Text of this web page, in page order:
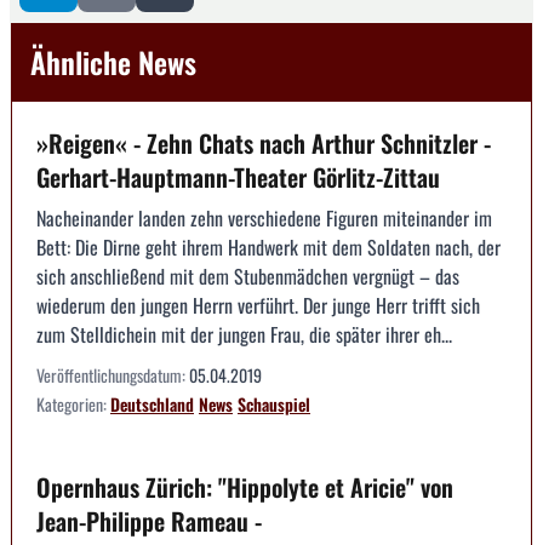
Ähnliche News
»Reigen« - Zehn Chats nach Arthur Schnitzler -
Gerhart-Hauptmann-Theater Görlitz-Zittau
Nacheinander landen zehn verschiedene Figuren miteinander im
Bett: Die Dirne geht ihrem Handwerk mit dem Soldaten nach, der
sich anschließend mit dem Stubenmädchen vergnügt – das
wiederum den jungen Herrn verführt. Der junge Herr trifft sich
zum Stelldichein mit der jungen Frau, die später ihrer eh...
Veröffentlichungsdatum:05.04.2019
Kategorien:DeutschlandNewsSchauspiel
Opernhaus Zürich: "Hippolyte et Aricie" von
Jean-Philippe Rameau -